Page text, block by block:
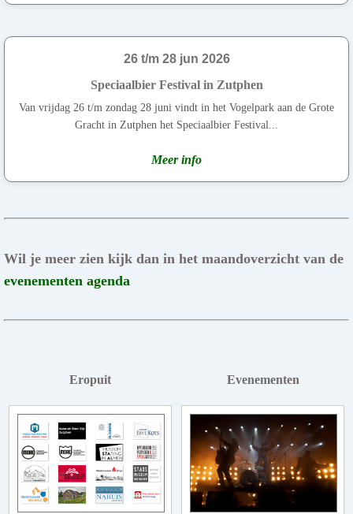
26 t/m 28 jun 2026
Speciaalbier Festival in Zutphen
Van vrijdag 26 t/m zondag 28 juni vindt in het Vogelpark aan de Grote
Gracht in Zutphen het Speciaalbier Festival...
Meer info
Wil je meer zien kijk dan in het maandoverzicht van de
evenementen agenda
Eropuit Evenementen